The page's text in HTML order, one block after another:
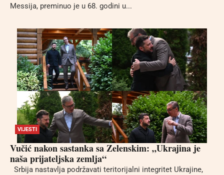
Messija, preminuo je u 68. godini u...
VIJESTI
Vučić nakon sastanka sa Zelenskim: „Ukrajina je
naša prijateljska zemlja“
Srbija nastavlja podržavati teritorijalni integritet Ukrajine,